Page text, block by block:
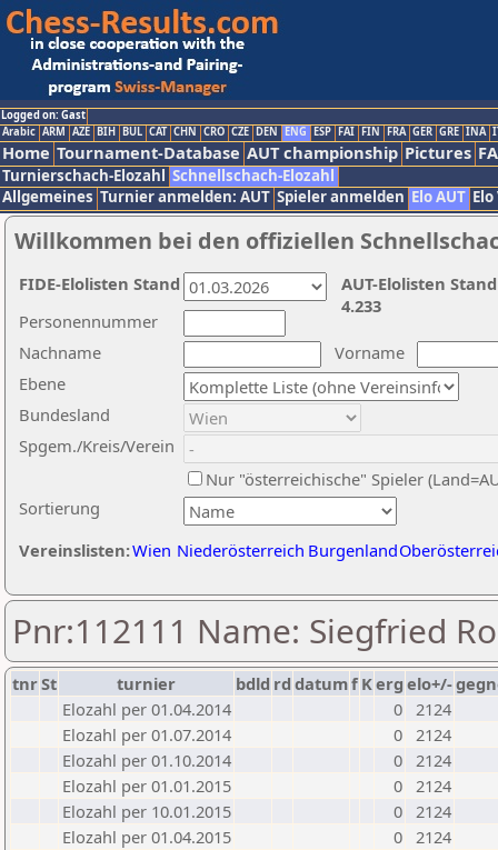
Logged on: Gast
Arabic ARM AZE BIH BUL CAT CHN CRO CZE DEN ENG ESP FAI FIN FRA GER GRE INA
Home Tournament-Database AUT championship Pictures
Turnierschach-Elozahl Schnellschach-Elozahl
Allgemeines Turnier anmelden: AUT Spieler anmelden Elo AUT
Willkommen bei den offiziellen
Nachname
Vorname
Ebene
Sortierung
Personennummer
Bundesland
Spgem./Kreis/Verein
Nur "österreichische" Spieler
Vereinslisten:Wien Niederösterreich Burgenland
AUT-Elolisten
4.233
FIDE-Elolisten Stand
Pnr:112111 Name: Siegfried
tnrSt turnier bdld rd datumf Kerg elo+/-
Elozahl per 01.04.2014
0 2124
Elozahl per 01.07.2014
0 2124
Elozahl per 01.10.2014
0 2124
Elozahl per 01.01.2015
0 2124
Elozahl per 10.01.2015
0 2124
Elozahl per 01.04.2015
0 2124